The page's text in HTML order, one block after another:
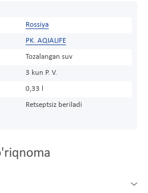
Rossiya
PK. AQIALIFE
Tozalangan suv
3 kun P. V.
0,33 l
Retseptsiz beriladi